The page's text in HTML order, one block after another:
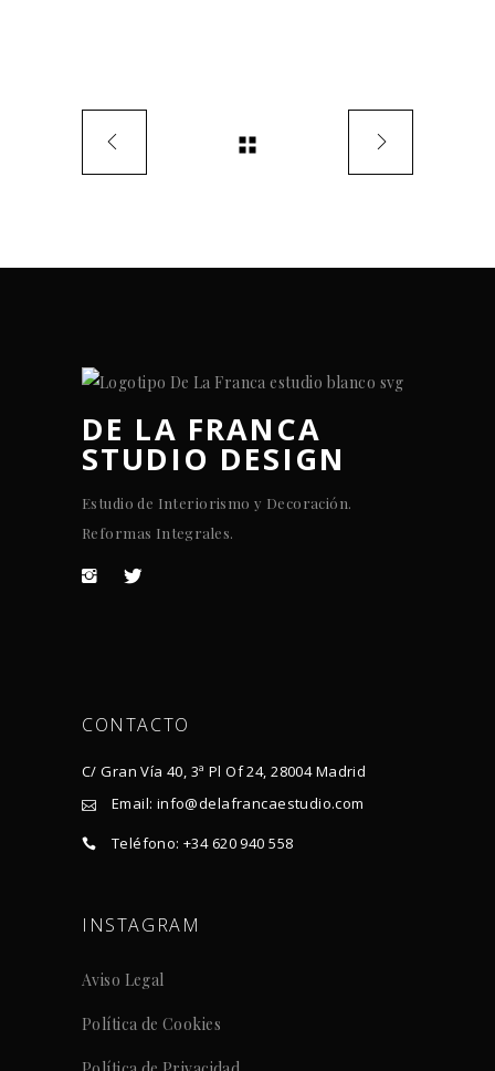
DE LA FRANCA
STUDIO DESIGN
Estudio de Interiorismo y Decoración.
Reformas Integrales.
CONTACTO
C/ Gran Vía 40, 3ª Pl Of 24, 28004 Madrid
Email: info@delafrancaestudio.com
Teléfono: +34 620 940 558
INSTAGRAM
Aviso Legal
Política de Cookies